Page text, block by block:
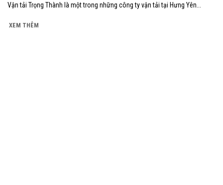
Vận tải Trọng Thành là một trong những công ty vận tải tại Hưng Yên...
XEM THÊM